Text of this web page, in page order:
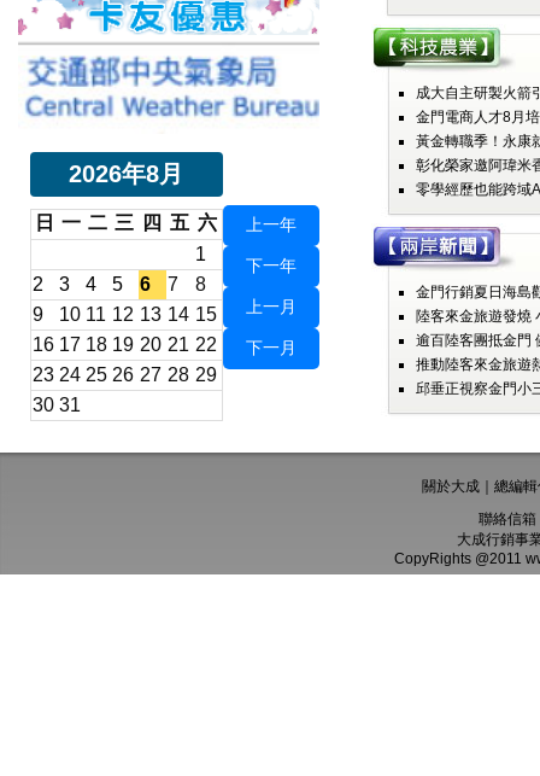
2026年8月
日 一 二 三 四 五 六
1
2
3 4 5 6 7
8
9
10 11 12 13 14 15
16 17 18 19 20 21 22
23 24 25 26 27 28 29
30 31
上一年
下一年
上一月
下一月
成大自主研製火箭
金門電商人才8月
黃金轉職季！永康
彰化榮家邀阿瑋米
零學經歷也能跨域
金門行銷夏日海島
陸客來金旅遊發燒
逾百陸客團抵金門
推動陸客來金旅遊
邱垂正視察金門小